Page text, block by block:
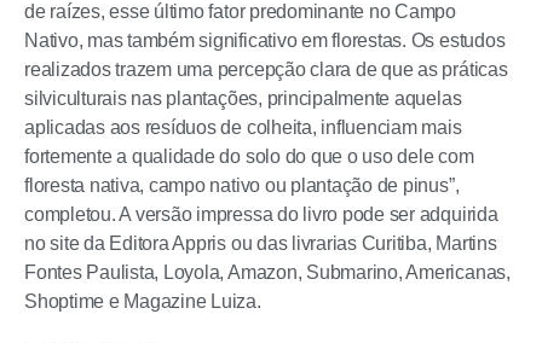
de raízes, esse último fator predominante no Campo
Nativo, mas também significativo em florestas. Os estudos
realizados trazem uma percepção clara de que as práticas
silviculturais nas plantações, principalmente aquelas
aplicadas aos resíduos de colheita, influenciam mais
fortemente a qualidade do solo do que o uso dele com
floresta nativa, campo nativo ou plantação de pinus”,
completou. A versão impressa do livro pode ser adquirida
no site da Editora Appris ou das livrarias Curitiba, Martins
Fontes Paulista, Loyola, Amazon, Submarino, Americanas,
Shoptime e Magazine Luiza.